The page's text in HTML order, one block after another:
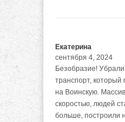
Екатерина
сентября 4, 2024
Безобразие!
транспорт, который
на Воинскую.
скоростью, людей
больше, построили